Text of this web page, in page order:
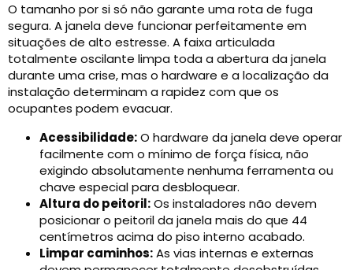
O tamanho por si só não garante uma rota de fuga
segura. A janela deve funcionar perfeitamente em
situações de alto estresse. A faixa articulada
totalmente oscilante limpa toda a abertura da janela
durante uma crise, mas o hardware e a localização da
instalação determinam a rapidez com que os
ocupantes podem evacuar.
Acessibilidade:O hardware da janela deve operar
facilmente com o mínimo de força física, não
exigindo absolutamente nenhuma ferramenta ou
chave especial para desbloquear.
Altura do peitoril:Os instaladores não devem
posicionar o peitoril da janela mais do que 44
centímetros acima do piso interno acabado.
Limpar caminhos:As vias internas e externas